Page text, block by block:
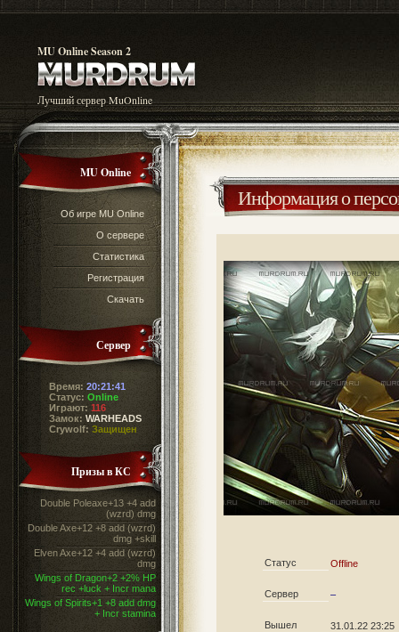
MU Online Season 2
Лучший сервер MuOnline
MU Online
Об игре MU Online
О сервере
Статистика
Регистрация
Скачать
Сервер
Время: 20:21:42
Статус: Online
Играют: 116
Замок: WARHEADS
Crywolf: Защищен
Призы в КС
Double Poleaxe+13 +4 add
(wzrd) dmg
Double Axe+12 +8 add (wzrd)
dmg +skill
Elven Axe+12 +4 add (wzrd)
dmg
Wings of Dragon+2 +2% HP
rec +luck + Incr mana
Wings of Spirits+1 +8 add dmg
+ Incr stamina
Информация о
Статус Offline
Сервер –
Вышел 31.01.22 23:25